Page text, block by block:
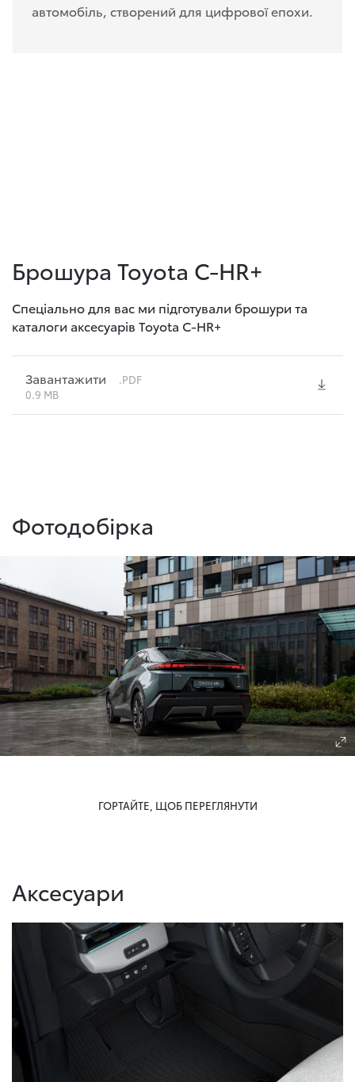
автомобіль, створений для цифрової епохи.
Брошура Toyota C-HR+
Спеціально для вас ми підготували брошури та
каталоги аксесуарів Toyota C-HR+
Завантажити
.PDF
0.9 MB
Фотодобірка
ГОРТАЙТЕ, ЩОБ ПЕРЕГЛЯНУТИ
Аксесуари